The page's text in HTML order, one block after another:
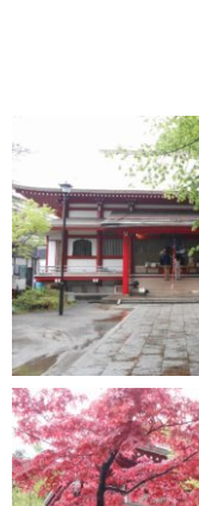
会社理念
沿革
社長あいさつ
お問合せ
スタッフブログ
草津Tip店